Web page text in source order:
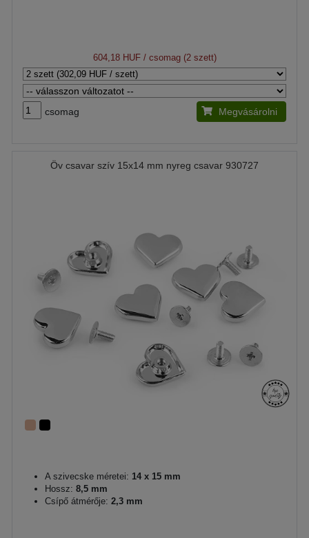
604,18 HUF/ csomag (2 szett)
csomag Megvásárolni
Öv csavar szív 15x14 mm nyreg csavar 930727
A szivecske méretei: 14 x 15 mm
Hossz: 8,5 mm
Csípő átmérője: 2,3 mm